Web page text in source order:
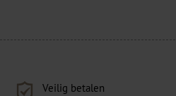
Veilig betalen